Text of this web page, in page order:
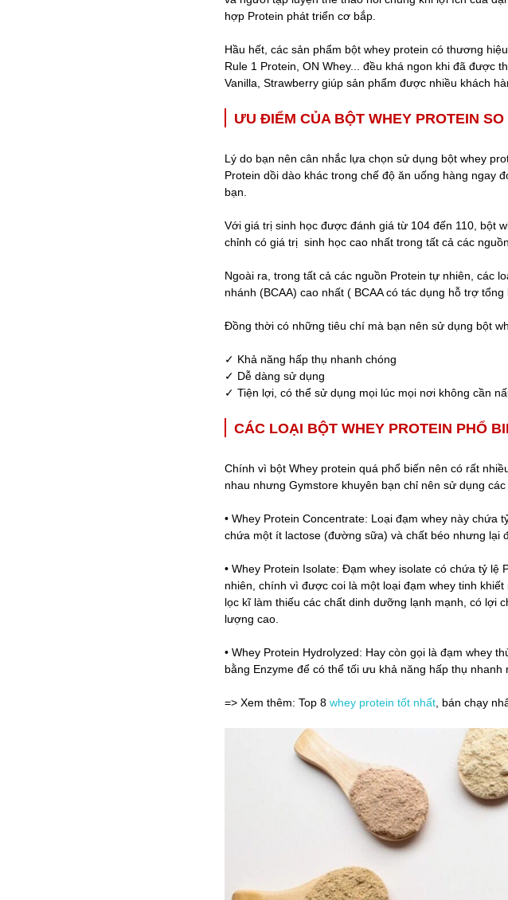
hợp Protein phát triển cơ bắp.
Hầu hết, các sản phẩm bột whey protein có thương
Rule 1 Protein, ON Whey... đều khá ngon khi đã được
Vanilla, Strawberry giúp sản phẩm được nhiều khách
ƯU ĐIỂM CỦA BỘT WHEY PROTEIN
Lý do bạn nên cân nhắc lựa chọn sử dụng bột whey
Protein dồi dào khác trong chế độ ăn uống hàng ngay
bạn.
Với giá trị sinh học được đánh giá từ 104 đến 110, bột
chỉnh có giá trị sinh học cao nhất trong tất cả các
Ngoài ra, trong tất cả các nguồn Protein tự nhiên, các
nhánh (BCAA) cao nhất ( BCAA có tác dụng hỗ trợ
Đồng thời có những tiêu chí mà bạn nên sử dụng bột
✓ Khả năng hấp thụ nhanh chóng
✓ Dễ dàng sử dụng
✓ Tiện lợi, có thể sử dụng mọi lúc mọi nơi không cần
CÁC LOẠI BỘT WHEY PROTEIN PHỔ
Chính vì bột Whey protein quá phổ biến nên có rất
nhau nhưng Gymstore khuyên bạn chỉ nên sử dụng
• Whey Protein Concentrate: Loại đạm whey này chứa
chứa một ít lactose (đường sữa) và chất béo nhưng lại
• Whey Protein Isolate: Đạm whey isolate có chứa tỷ lệ
nhiên, chính vì được coi là một loại đạm whey tinh
lọc kĩ làm thiếu các chất dinh dưỡng lạnh mạnh, có lợi
lượng cao.
• Whey Protein Hydrolyzed: Hay còn gọi là đạm whey
bằng Enzyme để có thể tối ưu khả năng hấp thụ
=> Xem thêm: Top 8 whey protein tốt nhất, bán chạy